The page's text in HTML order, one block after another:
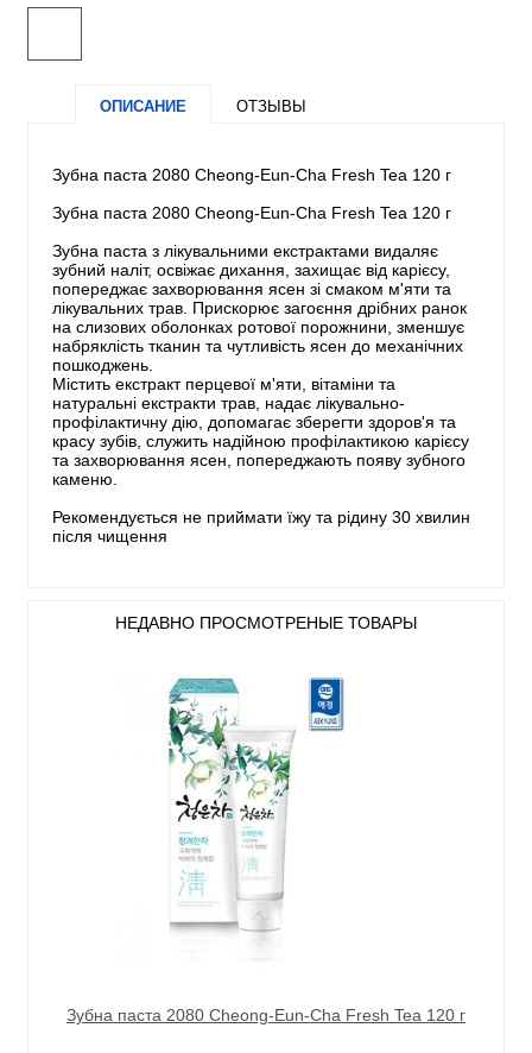
ОПИСАНИЕ ОТЗЫВЫ
Зубна паста 2080 Cheong-Eun-Cha Fresh Tea 120 г
Зубна паста 2080 Cheong-Eun-Cha Fresh Tea 120 г
Зубна паста з лікувальними екстрактами видаляє
зубний наліт, освіжає дихання, захищає від карієсу,
попереджає захворювання ясен зі смаком м'яти та
лікувальних трав. Прискорює загоєння дрібних ранок
на слизових оболонках ротової порожнини, зменшує
набряклість тканин та чутливість ясен до механічних
пошкоджень.
Містить екстракт перцевої м'яти, вітаміни та
натуральні екстракти трав, надає лікувально-
профілактичну дію, допомагає зберегти здоров'я та
красу зубів, служить надійною профілактикою карієсу
та захворювання ясен, попереджають появу зубного
каменю.
Рекомендується не приймати їжу та рідину 30 хвилин
після чищення
НЕДАВНО ПРОСМОТРЕНЫЕ ТОВАРЫ
Зубна паста 2080 Cheong-Eun-Cha Fresh Tea 120 г